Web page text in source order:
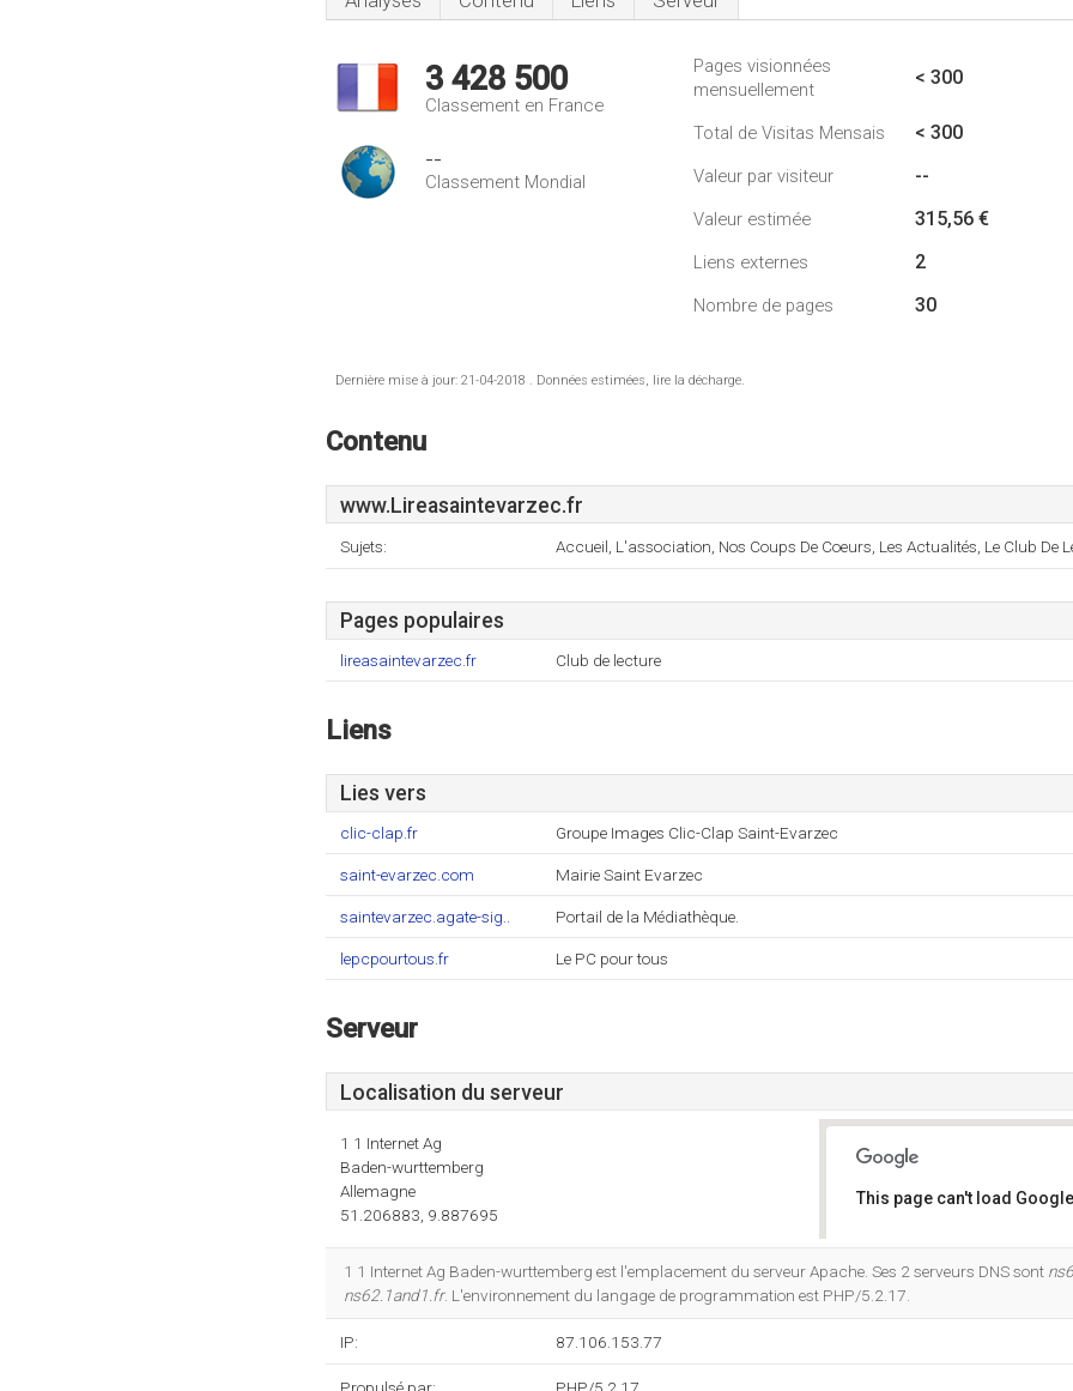
3 428 500
Classement en France
--
Classement Mondial
Pages visionnées
mensuellement
< 300
Total de Visitas Mensais < 300
Valeur par visiteur --
Valeur estimée 315,56 €
Liens externes 2
Nombre de pages 30
Dernière mise à jour: 21-04-2018 . Données estimées, lire la décharge.
Contenu
www.Lireasaintevarzec.fr
Sujets: Accueil, L'association, Nos Coups De Coeurs, Les Actualités, Le Club De
Pages populaires
lireasaintevarzec.fr Club de lecture
Liens
Lies vers
clic-clap.fr Groupe Images Clic-Clap Saint-Evarzec
saint-evarzec.com Mairie Saint Evarzec
saintevarzec.agate-sig.. Portail de la Médiathèque.
lepcpourtous.fr Le PC pour tous
Serveur
Localisation du serveur
1 1 Internet Ag
Baden-wurttemberg
Allemagne
51.206883, 9.887695
This page can't load
1 1 Internet Ag Baden-wurttemberg est l'emplacement du serveur Apache. Ses 2 serveurs DNS sont
ns62.1and1.fr. L'environnement du langage de programmation est PHP/5.2.17.
IP: 87.106.153.77